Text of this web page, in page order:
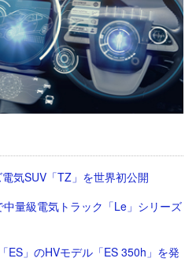
気SUV「TZ」を世界初公開
量級電気トラック「Le」シリーズ
」のHVモデル「ES 350h」を発